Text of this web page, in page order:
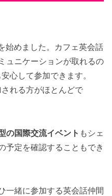
始めました。カフェ英会話
ュニケーションが取れるの
心して参加できます。
される方がほとんどで
の国際交流イベント もシェ
予定を確認することもでき
一緒に参加する英会話仲間